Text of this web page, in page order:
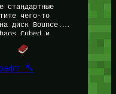
стандартные
чего-то
диск Bounce.
Cubed и
🔨